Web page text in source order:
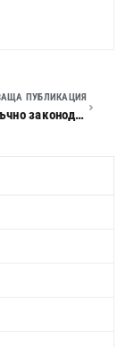
ПУБЛИКАЦИЯ
Новото данъчно законодателство през 2006 г. Счетоводно приключване на 2005 г.